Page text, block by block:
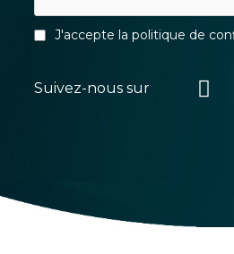
J'accepte la politique de
Suivez-nous sur